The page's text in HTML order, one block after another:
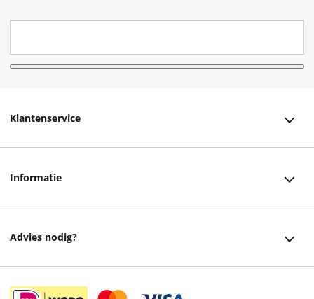
Klantenservice
Retourneren
Informatie
Advies nodig?